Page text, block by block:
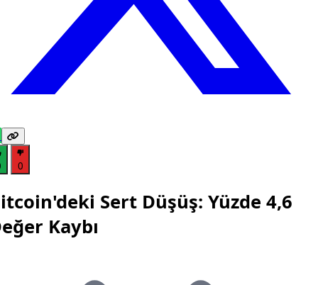
0
Sert Düşüş: Yüzde 4,6
Kaybı